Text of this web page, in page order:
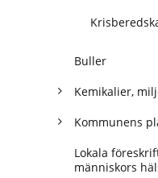
Buller
Kemikalier,
Kommunens
Lokala
människors